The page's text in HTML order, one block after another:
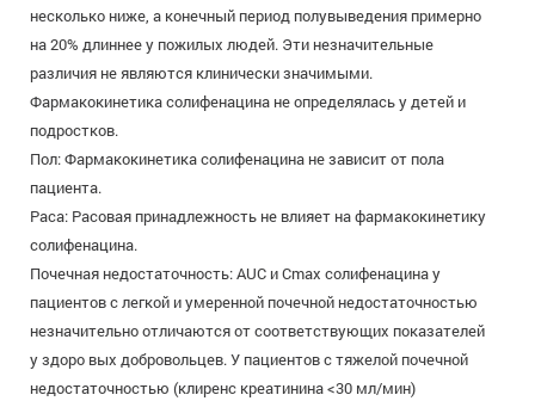
несколько ниже, а конечный период полувыведения примерно
на 20% длиннее у пожилых людей. Эти незначительные
различия не являются клинически значимыми.
Фармакокинетика солифенацина не определялась у детей и
подростков.
Пол: Фармакокинетика солифенацина не зависит от пола
пациента.
Раса: Расовая принадлежность не влияет на фармакокинетику
солифенацина.
Почечная недостаточность: AUC и Сmах солифенацина у
пациентов с легкой и умеренной почечной недостаточностью
незначительно отличаются от соответствующих показателей
у здоро вых добровольцев. У пациентов с тяжелой почечной
недостаточностью (клиренс креатинина <30 мл/мин)